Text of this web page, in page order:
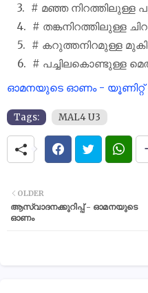
# മഞ്ഞ നിറത്തിലുള്ള
# തങ്കനിറത്തിലുള്ള
# കറുത്തനിറമുള്ള
# പച്ചിലകൊണ്ടുള്ള
ഓമനയുടെ ഓണം - യൂണിറ്റ്
Tags: MAL4 U3
OLDER
ആസ്വാദനക്കുറിപ്പ് - ഓമനയുടെ
ഓണം